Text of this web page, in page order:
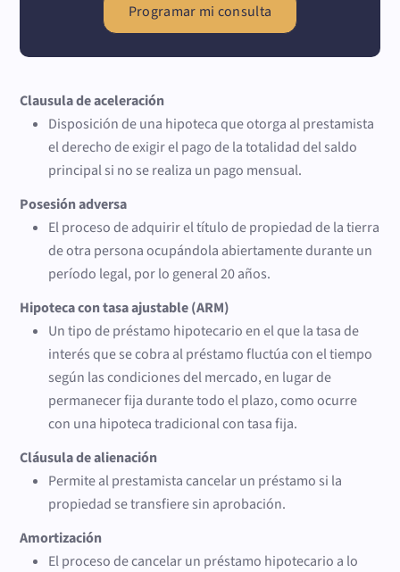
Programar mi consulta
Clausula de aceleración
Disposición de una hipoteca que otorga al prestamista
el derecho de exigir el pago de la totalidad del saldo
principal si no se realiza un pago mensual.
Posesión adversa
El proceso de adquirir el título de propiedad de la tierra
de otra persona ocupándola abiertamente durante un
período legal, por lo general 20 años.
Hipoteca con tasa ajustable (ARM)
Un tipo de préstamo hipotecario en el que la tasa de
interés que se cobra al préstamo fluctúa con el tiempo
según las condiciones del mercado, en lugar de
permanecer fija durante todo el plazo, como ocurre
con una hipoteca tradicional con tasa fija.
Cláusula de alienación
Permite al prestamista cancelar un préstamo si la
propiedad se transfiere sin aprobación.
Amortización
El proceso de cancelar un préstamo hipotecario a lo